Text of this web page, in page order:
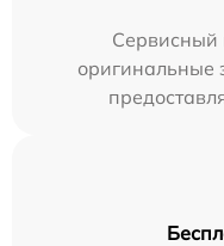
Сервисный
оригинальные